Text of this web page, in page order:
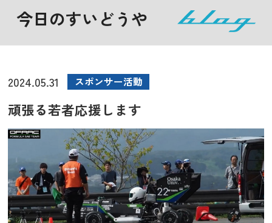
今日のすいどうや
2024.05.31 スポンサー活動
頑張る若者応援します